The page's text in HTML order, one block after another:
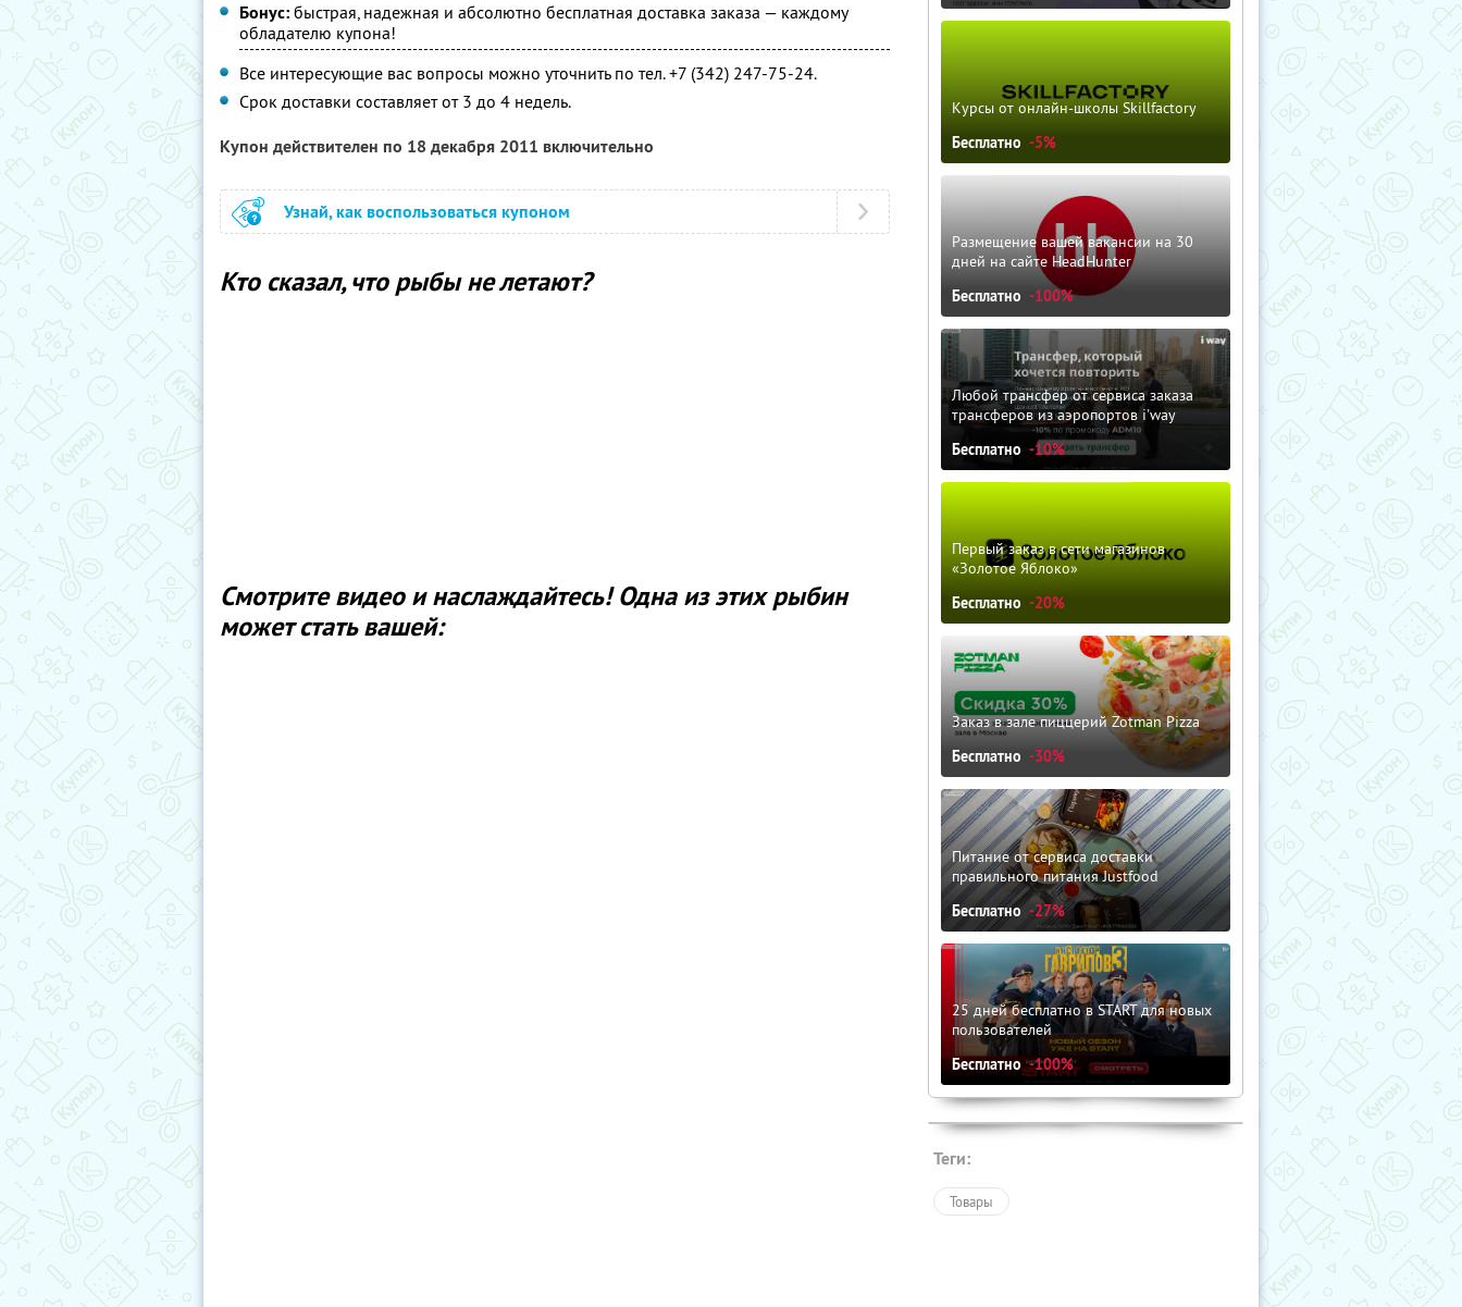
Бонус: быстрая, надежная и абсолютно бесплатная доставка заказа — каждому
обладателю купона!
Все интересующие вас вопросы можно уточнить по тел. +7 (342) 247-75-24.
Срок доставки составляет от 3 до 4 недель.
Купон действителен по 18 декабря 2011 включительно
Узнай, как воспользоваться купоном
Кто сказал, что рыбы не летают?
Смотрите видео и наслаждайтесь! Одна из этих рыбин
может стать вашей:
Курсы от онлайн-школы Skillfactory
Бесплатно -5%
Размещение вашей вакансии на 30
дней на сайте HeadHunter
Бесплатно -100%
Любой трансфер от сервиса заказа
трансферов из аэропортов i'way
Бесплатно -10%
Первый заказ в сети магазинов
«Золотое Яблоко»
Бесплатно -20%
Заказ в зале пиццерий Zotman Pizza
Бесплатно -30%
Питание от сервиса доставки
правильного питания Justfood
Бесплатно -27%
25 дней бесплатно в START для новых
пользователей
Бесплатно -100%
Теги:
Товары